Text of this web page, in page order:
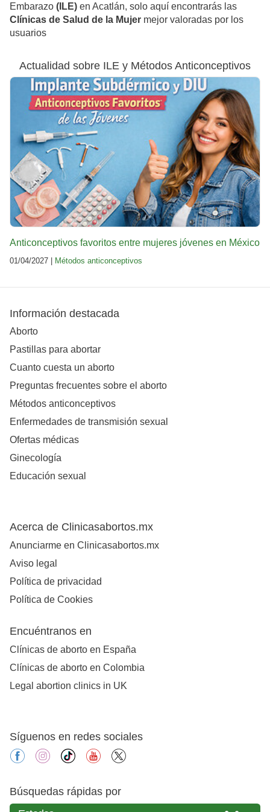
Embarazo (ILE) en Acatlán, solo aquí encontrarás las
Clínicas de Salud de la Mujer mejor valoradas por los
usuarios
Actualidad sobre ILE y Métodos Anticonceptivos
Anticonceptivos favoritos entre mujeres jóvenes en México
01/04/2027 | Métodos anticonceptivos
Información destacada
Aborto
Pastillas para abortar
Cuanto cuesta un aborto
Preguntas frecuentes sobre el aborto
Métodos anticonceptivos
Enfermedades de transmisión sexual
Ofertas médicas
Ginecología
Educación sexual
Acerca de Clinicasabortos.mx
Anunciarme en Clinicasabortos.mx
Aviso legal
Política de privacidad
Política de Cookies
Encuéntranos en
Clínicas de aborto en España
Clínicas de aborto en Colombia
Legal abortion clinics in UK
Síguenos en redes sociales
facebookinstagram
tiktok youtube
Búsquedas rápidas por